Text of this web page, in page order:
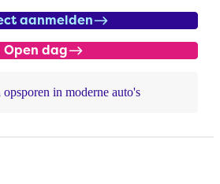
aanmelden
Open dag
opsporen in moderne auto's